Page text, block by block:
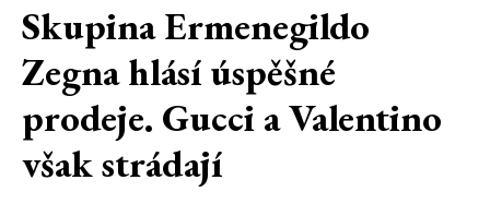
Skupina Ermenegildo
Zegna hlásí úspěšné
prodeje. Gucci a Valentino
však strádají